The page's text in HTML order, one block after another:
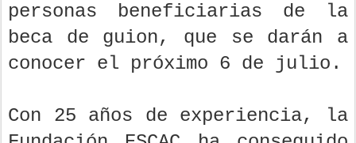
personas beneficiarias de la
beca de guion, que se darán a
conocer el próximo 6 de julio.
Con 25 años de experiencia, la